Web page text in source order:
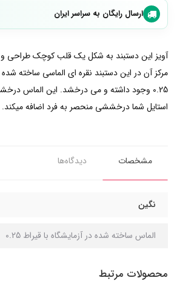
ارسال رایگان به سراسر ایران
آویز این دستبند به شکل یک قلب کوچک طراحی
مرکز آن در این دستبند نقره ای الماسی ساخته شده
0.25 وجود داشته و می درخشد. این الماس
استایل شما درخششی منحصر به فرد اضافه میکند.
مشخصات دیدگاه‌ها
نگین
الماس ساخته شده در آزمایشگاه با قیراط 0.25
محصولات مرتبط